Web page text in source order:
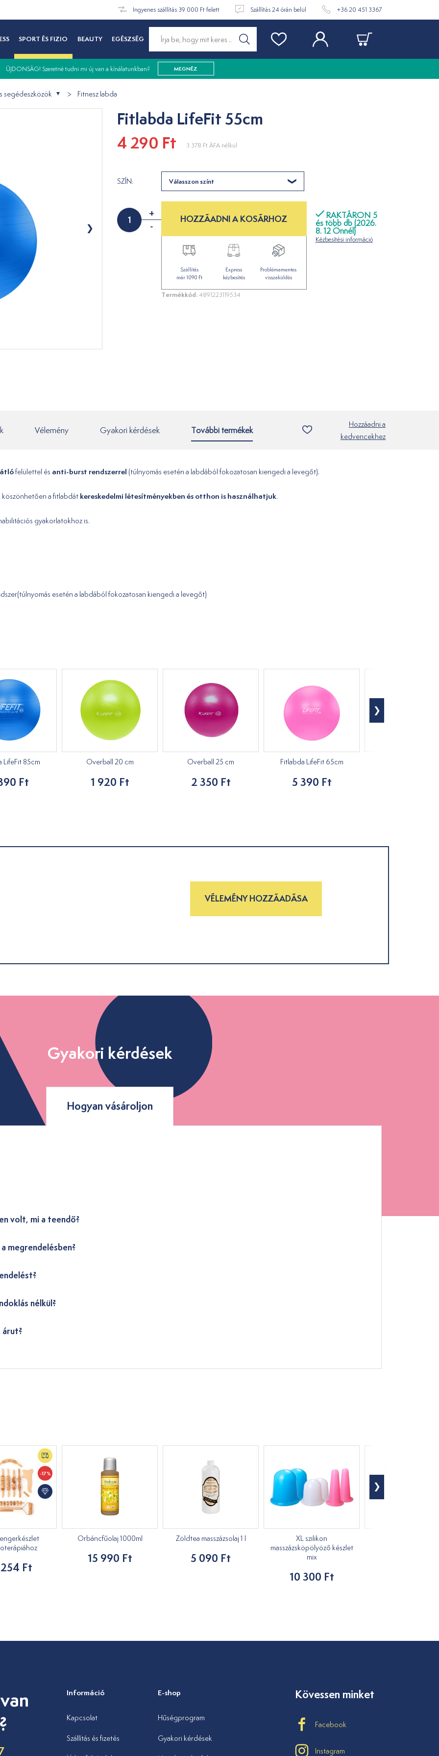
Ingyenes szállítás 39 000 Ft felett Szállítás 24 órán belül +36 20 451 3367
SPORT ÉS FIZIO BEAUTY EGÉSZSÉG
ÚJDONSÁG! Szeretné tudni mi új van a kínálatunkban? MEGNÉZ
segédeszközök Fitnesz labda
Fitlabda LifeFit 55cm
4 290 Ft
3 378 FtÁFA nélkül
SZÍN: Válasszon színt
+
-
RAKTÁRON 5
és több db (2026.
8. 12 Önnél)
Kézbesítési információ
HOZZÁADNI A KOSÁRHOZ
Szállítás
már 1090 Ft
Express
kézbesítés
Problémamentes
visszaküldés
Termékkód: 4891223119534
Vélemény Gyakori kérdések További termékek
Hozzáadni a
kedvencekhez
felülettel és anti-burst rendszerrel (túlnyomás esetén a labdából fokozatosan kiengedi a levegőt).
köszönhetően a fitlabdát kereskedelmi létesítményekben és otthon is használhatjuk.
gyakorlatokhoz is.
esetén a labdából fokozatosan kiengedi a levegőt)
LifeFit 85cm
Ft
Overball 20 cm
1 920 Ft
Overball 25 cm
2 350 Ft
Fitlabda LifeFit 65cm
5 390 Ft
VÉLEMÉNY HOZZÁADÁSA
Gyakori kérdések
Hogyan vásároljon
volt, mi a teendő?
megrendelésben?
nélkül?
árut?
-17%
Ft
Orbáncfűolaj 1000ml
15 990 Ft
Zöldtea masszázsolaj 1 l
5 090 Ft
XL szilikon
masszázsköpölyöző készlet
mix
10 300 Ft
Információ
Kapcsolat
Szállítás és fizetés
E-shop
Hűségprogram
Gyakori kérdések
Kövessen minket
Facebook
Instagram